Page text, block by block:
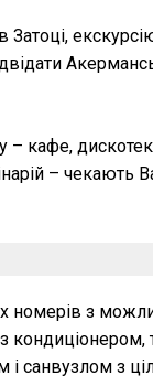
– кафе,
– чекають
номерів з
кондиціонером,
санвузлом з